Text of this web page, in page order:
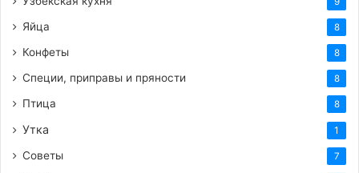
Яйца 8
Конфеты 8
Специи, приправы и пряности 8
Птица 8
Утка 1
Советы 7